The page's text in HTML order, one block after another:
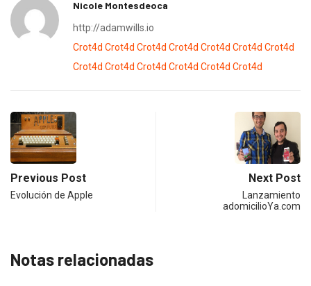
Nicole Montesdeoca
http://adamwills.io
Crot4d Crot4d Crot4d Crot4d Crot4d Crot4d Crot4d
Crot4d Crot4d Crot4d Crot4d Crot4d Crot4d
Previous Post
Evolución de Apple
Next Post
Lanzamiento
adomicilioYa.com
Notas relacionadas